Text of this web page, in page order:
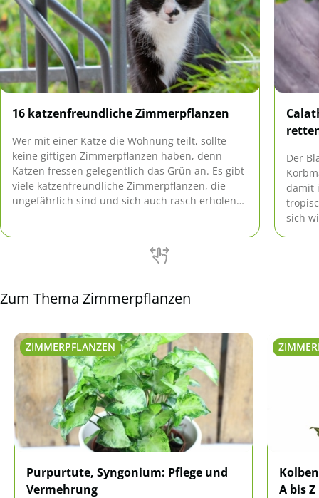
16 katzenfreundliche Zimmerpflanzen
Wer mit einer Katze die Wohnung teilt, sollte
keine giftigen Zimmerpflanzen haben, denn
Katzen fressen gelegentlich das Grün an. Es gibt
viele katzenfreundliche Zimmerpflanzen, die
ungefährlich sind und sich auch rasch erholen
Der
damit
sich
Zum Thema Zimmerpflanzen
ZIMMERPFLANZEN
Purpurtute, Syngonium: Pflege und
Vermehrung
A bis Z